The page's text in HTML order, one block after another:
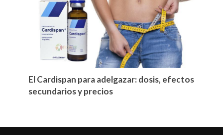
El Cardispan para adelgazar: dosis, efectos
secundarios y precios